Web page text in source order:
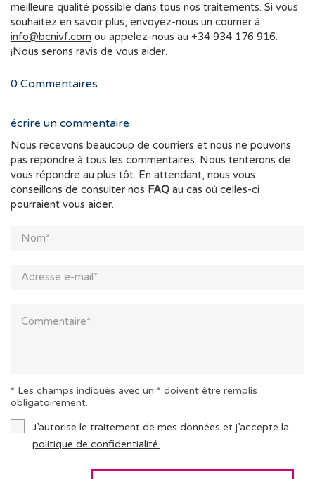
meilleure qualité possible dans tous nos traitements. Si vous
souhaitez en savoir plus, envoyez-nous un courrier á
info@bcnivf.com ou appelez-nous au +34 934 176 916.
¡Nous serons ravis de vous aider.
0 Commentaires
écrire un commentaire
Nous recevons beaucoup de courriers et nous ne pouvons
pas répondre à tous les commentaires. Nous tenterons de
vous répondre au plus tôt. En attendant, nous vous
conseillons de consulter nos FAQ au cas où celles-ci
pourraient vous aider.
* Les champs indiqués avec un * doivent être remplis
obligatoirement.
J’autorise le traitement de mes données et j’accepte la
politique de confidentialité.